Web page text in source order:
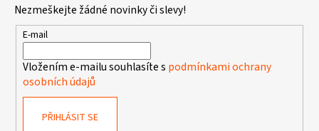
Nezmeškejte žádné novinky či slevy!
E-mail
Vložením e-mailu souhlasíte s podmínkami ochrany
osobních údajů
PŘIHLÁSIT SE